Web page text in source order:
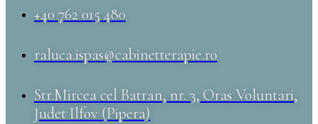
+40 762 015 480
raluca.ispas@cabinetterapie.ro
Str.Mircea cel Batran, nr. 3, Oras Voluntari,
Judet Ilfov (Pipera)